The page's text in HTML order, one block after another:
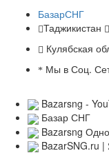
БазарСНГ
Таджикистан
Кулябская
Мы в Соц.
Bazarsng -
Базар СНГ
Bazarsng
BazarSNG.ru |